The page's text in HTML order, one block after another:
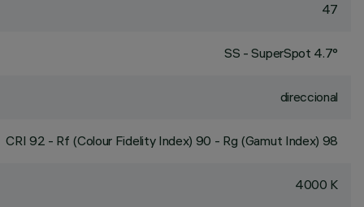
47
SS - SuperSpot 4.7°
direccional
CRI 92 - Rf (Colour Fidelity Index) 90 - Rg (Gamut Index) 98
4000 K